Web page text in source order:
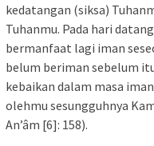
kedatangan (siksa)
Tuhanmu. Pada hari
bermanfaat lagi iman
belum beriman sebelum
kebaikan dalam masa
olehmu sesungguhnya
An’âm [6]: 158).